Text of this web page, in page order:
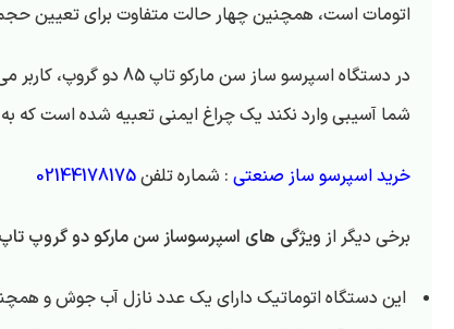
اتومات است، همچنین چهار حالت متفاوت برای تعیین
در دستگاه اسپرسو
شما آسیبی وارد نکند یک چراغ ایمنی تعبیه شده است که
خرید اسپرسو ساز صنعتی : شماره تلفن02144178175
برخی دیگر از ویژگی های اسپرسوساز سن مارکو دو گروپ تاپ85
این دستگاه اتوماتیک دارای یک عدد نازل آب جوش و